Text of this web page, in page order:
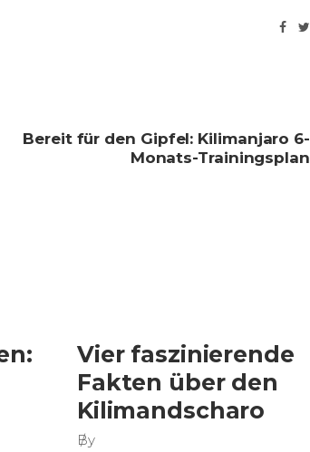
Bereit für den Gipfel: Kilimanjaro 6-
Monats-Trainingsplan
Vier faszinierende
Fakten über den
Kilimandscharo
By